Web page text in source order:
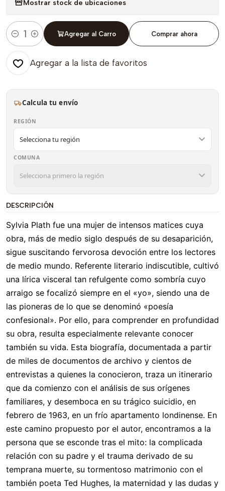
Mostrar stock de ubicaciones
Cantidad
Agregar al Carro Comprar ahora
Agregar a la lista de favoritos
Calcula tu envío
REGIÓN
COMUNA
DESCRIPCIÓN
Sylvia Plath fue una mujer de intensos matices cuya
obra, más de medio siglo después de su desaparición,
sigue suscitando fervorosa devoción entre los lectores
de medio mundo. Referente literario indiscutible, cultivó
una lírica visceral tan refulgente como sombría cuyo
arraigo se focalizó siempre en el «yo», siendo una de
las pioneras de lo que se denominó «poesía
confesional». Por ello, para comprender en profundidad
su obra, resulta especialmente relevante conocer
también su vida. Esta biografía, documentada a partir
de miles de documentos de archivo y cientos de
entrevistas a quienes la conocieron, traza un itinerario
que da comienzo con el análisis de sus orígenes
familiares, y desemboca en su trágico suicidio, en
febrero de 1963, en un frío apartamento londinense. En
este camino propuesto por el autor, encontramos a la
persona que se esconde tras el mito: la complicada
relación con su padre y el trauma derivado de su
temprana muerte, su tormentoso matrimonio con el
también poeta Ted Hughes, la maternidad y las dudas y